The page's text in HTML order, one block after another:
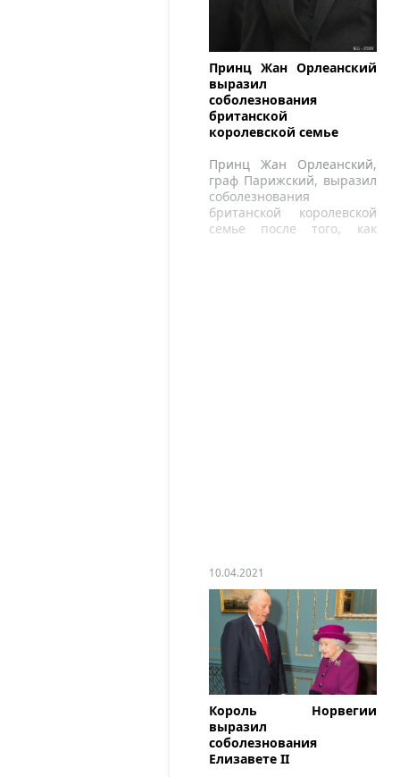
Принц Жан Орлеанский
выразил
соболезнования
британской
королевской семье
Принц Жан Орлеанский,
граф Парижский, выразил
соболезнования
британской королевской
семье после того, как
10.04.2021
Король Норвегии
выразил
соболезнования
Елизавете II